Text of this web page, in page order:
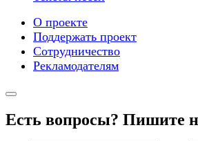
О проекте
Поддержать проект
Сотрудничество
Рекламодателям
Есть вопросы? Пишите